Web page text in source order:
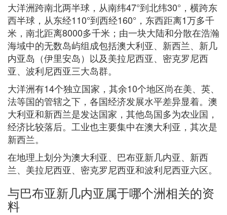
大洋洲跨南北两半球，从南纬47°到北纬30°，横跨东
西半球，从东经110°到西经160°，东西距离1万多千
米，南北距离8000多千米；由一块大陆和分散在浩瀚
海域中的无数岛屿组成包括澳大利亚、新西兰、新几
内亚岛（伊里安岛）以及美拉尼西亚、密克罗尼西
亚、波利尼西亚三大岛群。
大洋洲有14个独立国家，其余10个地区尚在美、英、
法等国的管辖之下，各国经济发展水平差异显着。澳
大利亚和新西兰是发达国家，其他岛国多为农业国，
经济比较落后。工业也主要集中在澳大利亚，其次是
新西兰。
在地理上划分为澳大利亚、巴布亚新几内亚、新西
兰、美拉尼西亚、密克罗尼西亚和波利尼西亚六区。
与巴布亚新几内亚属于哪个洲相关的资
料